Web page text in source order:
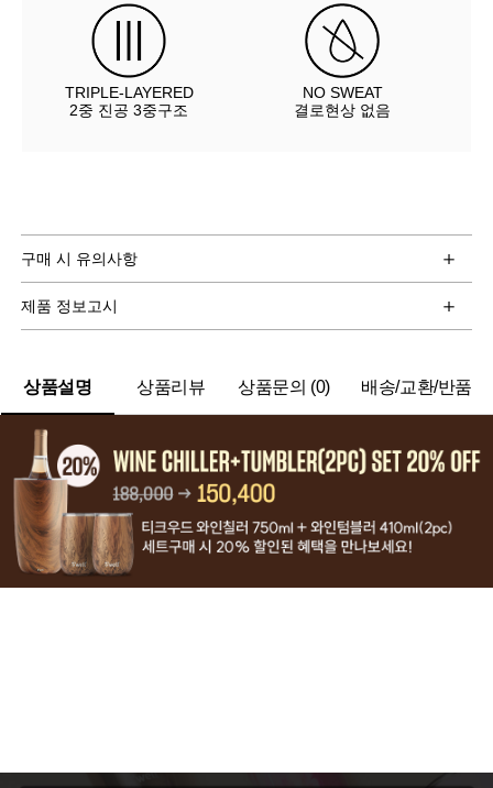
TRIPLE-LAYERED
2중 진공 3중구조
NO SWEAT
결로현상 없음
구매 시 유의사항
제품 정보고시
상품설명 상품리뷰 상품문의 (0) 배송/교환/반품